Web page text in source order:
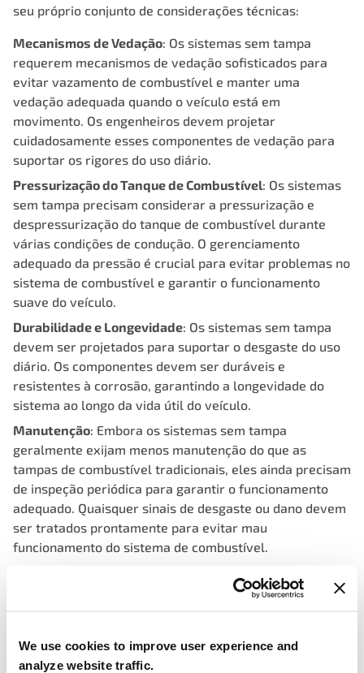
We use cookies to improve user experience and
analyze website traffic.
seu próprio conjunto de considerações técnicas:
Mecanismos de Vedação: Os sistemas sem tampa
requerem mecanismos de vedação sofisticados para
evitar vazamento de combustível e manter uma
vedação adequada quando o veículo está em
movimento. Os engenheiros devem projetar
cuidadosamente esses componentes de vedação para
suportar os rigores do uso diário.
Pressurização do Tanque de Combustível: Os sistemas
sem tampa precisam considerar a pressurização e
despressurização do tanque de combustível durante
várias condições de condução. O gerenciamento
adequado da pressão é crucial para evitar problemas no
sistema de combustível e garantir o funcionamento
suave do veículo.
Durabilidade e Longevidade: Os sistemas sem tampa
devem ser projetados para suportar o desgaste do uso
diário. Os componentes devem ser duráveis e
resistentes à corrosão, garantindo a longevidade do
sistema ao longo da vida útil do veículo.
Manutenção: Embora os sistemas sem tampa
geralmente exijam menos manutenção do que as
tampas de combustível tradicionais, eles ainda precisam
de inspeção periódica para garantir o funcionamento
adequado. Quaisquer sinais de desgaste ou dano devem
ser tratados prontamente para evitar mau
funcionamento do sistema de combustível.
sistemas sem tampa: